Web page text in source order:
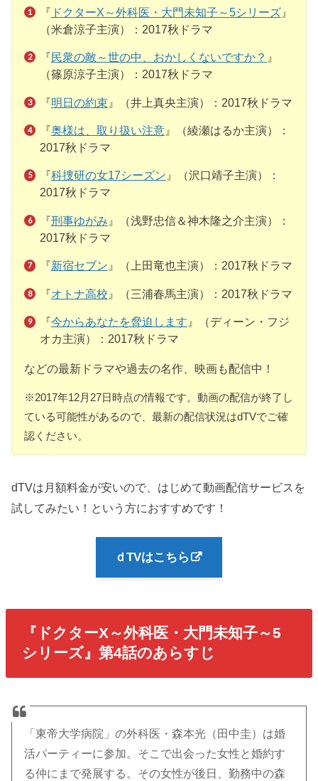
『 ドクターX～外科医・大門未知子～5シリーズ』
（米倉涼子主演）：2017秋ドラマ
『民衆の敵～世の中、おかしくないですか？ 』
（篠原涼子主演）：2017秋ドラマ
『明日の約束 』（井上真央主演）：2017秋ドラマ
『奥様は、取り扱い注意』（綾瀬はるか主演）：
2017秋ドラマ
『 科捜研の女17シーズン』（沢口靖子主演）：
2017秋ドラマ
『刑事ゆがみ 』（浅野忠信＆神木隆之介主演）：
2017秋ドラマ
『 新宿セブン』（上田竜也主演）：2017秋ドラマ
『オトナ高校 』（三浦春馬主演）：2017秋ドラマ
『今からあなたを脅迫します』（ディーン・フジ
オカ主演）：2017秋ドラマ
などの最新ドラマや過去の名作、映画も配信中！
※2017年12月27日時点の情報です。動画の配信が終了し
ている可能性があるので、最新の配信状況はdTVでご確
認ください。
dTVは月額料金が安いので、はじめて動画配信サービスを
試してみたい！という方におすすめです！
ｄTVはこちら
『ドクターX～外科医・大門未知子～5
シリーズ』第4話のあらすじ
「東帝大学病院」の外科医・森本光（田中圭）は婚
活パーティーに参加。そこで出会った女性と婚約す
る仲にまで発展する。その女性が後日、勤務中の森